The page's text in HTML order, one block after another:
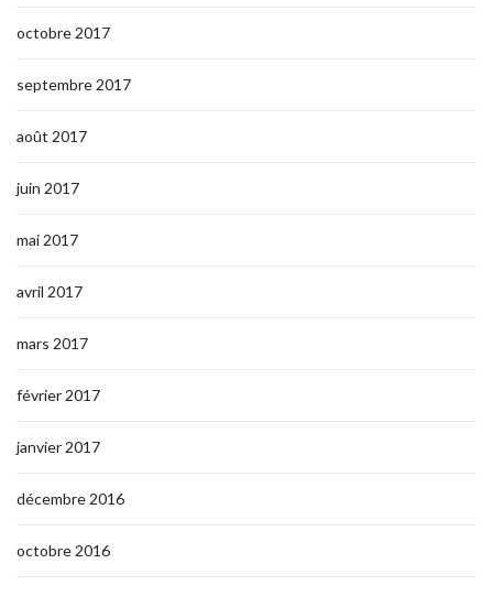
octobre 2017
septembre 2017
août 2017
juin 2017
mai 2017
avril 2017
mars 2017
février 2017
janvier 2017
décembre 2016
octobre 2016